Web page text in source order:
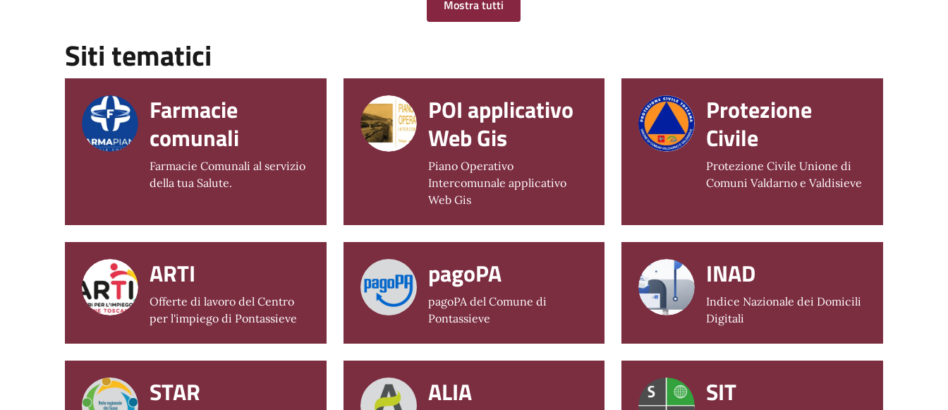
Mostra tutti
Siti tematici
Farmacie
comunali
Farmacie Comunali al servizio
della tua Salute.
POI applicativo
Web Gis
Piano Operativo
Intercomunale applicativo
Web Gis
Protezione
Civile
Protezione Civile Unione di
Comuni Valdarno e Valdisieve
ARTI
Offerte di lavoro del Centro
per l'impiego di Pontassieve
pagoPA
pagoPA del Comune di
Pontassieve
INAD
Indice Nazionale dei Domicili
Digitali
STAR ALIA SIT